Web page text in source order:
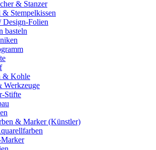
& Stanzer
& Stempelkissen
Design-Folien
basteln
& Kohle
Werkzeuge
Stifte
& Marker (Künstler)